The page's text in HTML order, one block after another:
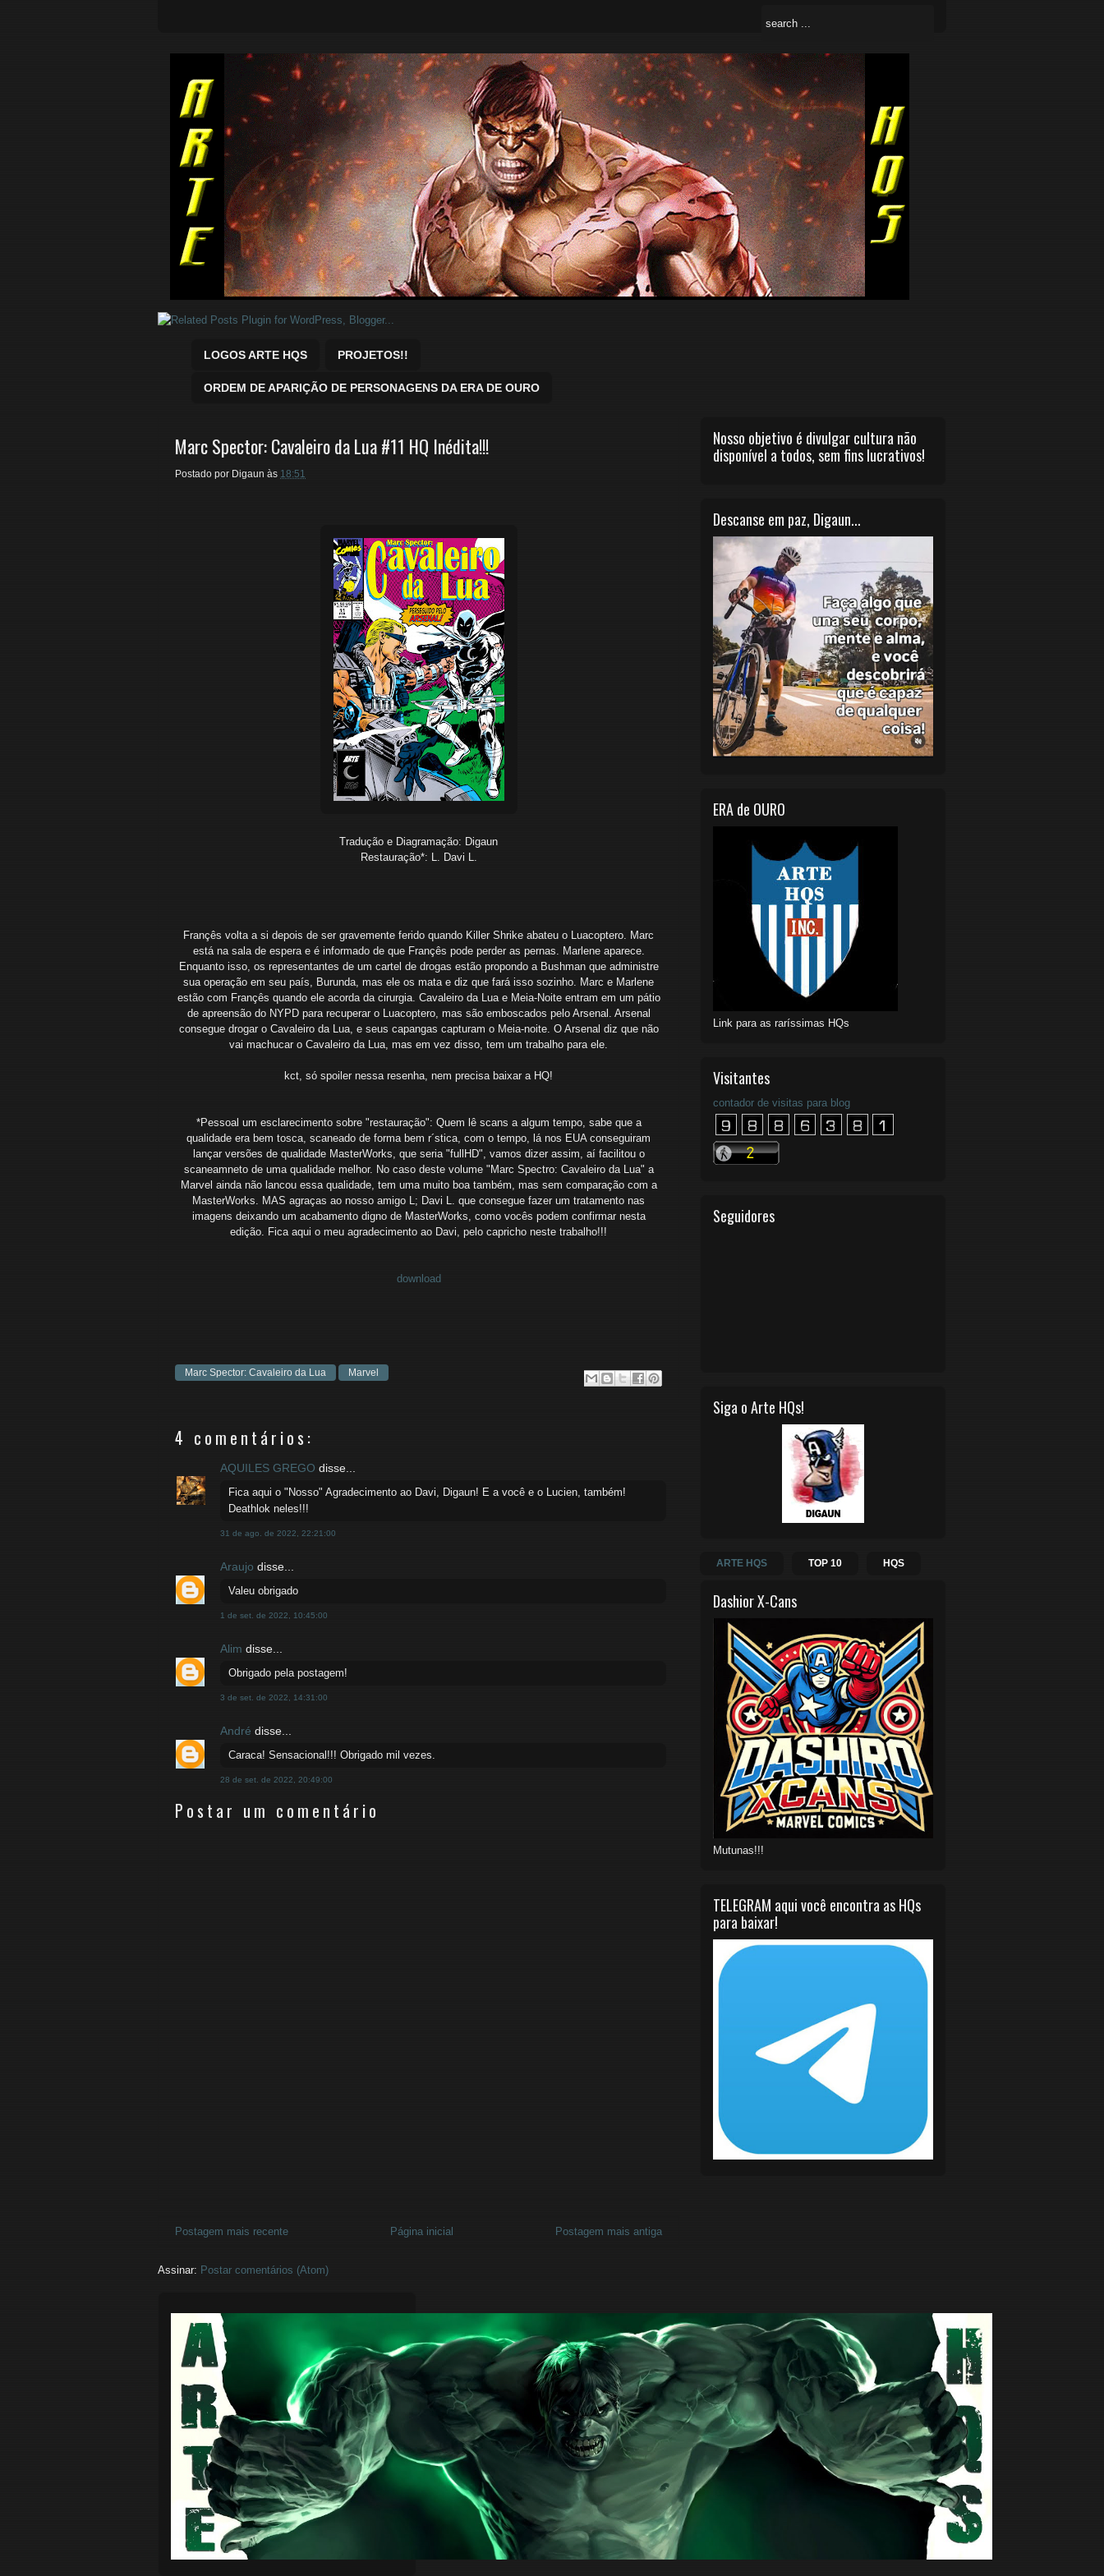
Quadrinhos Marvel e DC para baixar.
LOGOS ARTE HQS PROJETOS!!
ORDEM DE APARIÇÃO DE PERSONAGENS DA ERA DE OURO
Marc Spector: Cavaleiro da Lua #11 HQ Inédita!!!
Postado por Digaun às 18:51
Tradução e Diagramação: Digaun
Restauração*: L. Davi L.
Françês volta a si depois de ser gravemente ferido quando Killer Shrike abateu o Luacoptero. Marc
está na sala de espera e é informado de que Françês pode perder as pernas. Marlene aparece.
Enquanto isso, os representantes de um cartel de drogas estão propondo a Bushman que administre
sua operação em seu país, Burunda, mas ele os mata e diz que fará isso sozinho. Marc e Marlene
estão com Françês quando ele acorda da cirurgia. Cavaleiro da Lua e Meia-Noite entram em um pátio
de apreensão do NYPD para recuperar o Luacoptero, mas são emboscados pelo Arsenal. Arsenal
consegue drogar o Cavaleiro da Lua, e seus capangas capturam o Meia-noite. O Arsenal diz que não
vai machucar o Cavaleiro da Lua, mas em vez disso, tem um trabalho para ele.
kct, só spoiler nessa resenha, nem precisa baixar a HQ!
*Pessoal um esclarecimento sobre "restauração": Quem lê scans a algum tempo, sabe que a
qualidade era bem tosca, scaneado de forma bem r´stica, com o tempo, lá nos EUA conseguiram
lançar versões de qualidade MasterWorks, que seria "fullHD", vamos dizer assim, aí facilitou o
scaneamneto de uma qualidade melhor. No caso deste volume "Marc Spectro: Cavaleiro da Lua" a
Marvel ainda não lancou essa qualidade, tem uma muito boa também, mas sem comparação com a
MasterWorks. MAS agraças ao nosso amigo L; Davi L. que consegue fazer um tratamento nas
imagens deixando um acabamento digno de MasterWorks, como vocês podem confirmar nesta
edição. Fica aqui o meu agradecimento ao Davi, pelo capricho neste trabalho!!!
download
Marc Spector: Cavaleiro da Lua Marvel
4 comentários:
AQUILES GREGO disse...
Fica aqui o "Nosso" Agradecimento ao Davi, Digaun! E a você e o Lucien, também!
Deathlok neles!!!
31 de ago. de 2022, 22:21:00
Araujo disse...
Valeu obrigado
1 de set. de 2022, 10:45:00
Alim disse...
Obrigado pela postagem!
3 de set. de 2022, 14:31:00
André disse...
Caraca! Sensacional!!! Obrigado mil vezes.
28 de set. de 2022, 20:49:00
Postar um comentário
Postagem mais recente Postagem mais antiga
Página inicial
Assinar: Postar comentários (Atom)
Nosso objetivo é divulgar cultura não
disponível a todos, sem fins lucrativos!
Descanse em paz, Digaun...
ERA de OURO
Link para as raríssimas HQs
Visitantes
contador de visitas para blog
Seguidores
Siga o Arte HQs!
ARTE HQS TOP 10 HQS
Dashior X-Cans
Mutunas!!!
TELEGRAM aqui você encontra as HQs
para baixar!